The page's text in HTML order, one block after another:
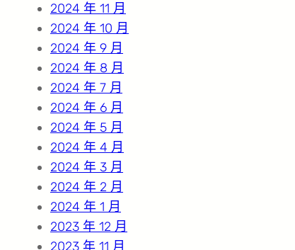
2024 年 11 月
2024 年 10 月
2024 年 9 月
2024 年 8 月
2024 年 7 月
2024 年 6 月
2024 年 5 月
2024 年 4 月
2024 年 3 月
2024 年 2 月
2024 年 1 月
2023 年 12 月
2023 年 11 月